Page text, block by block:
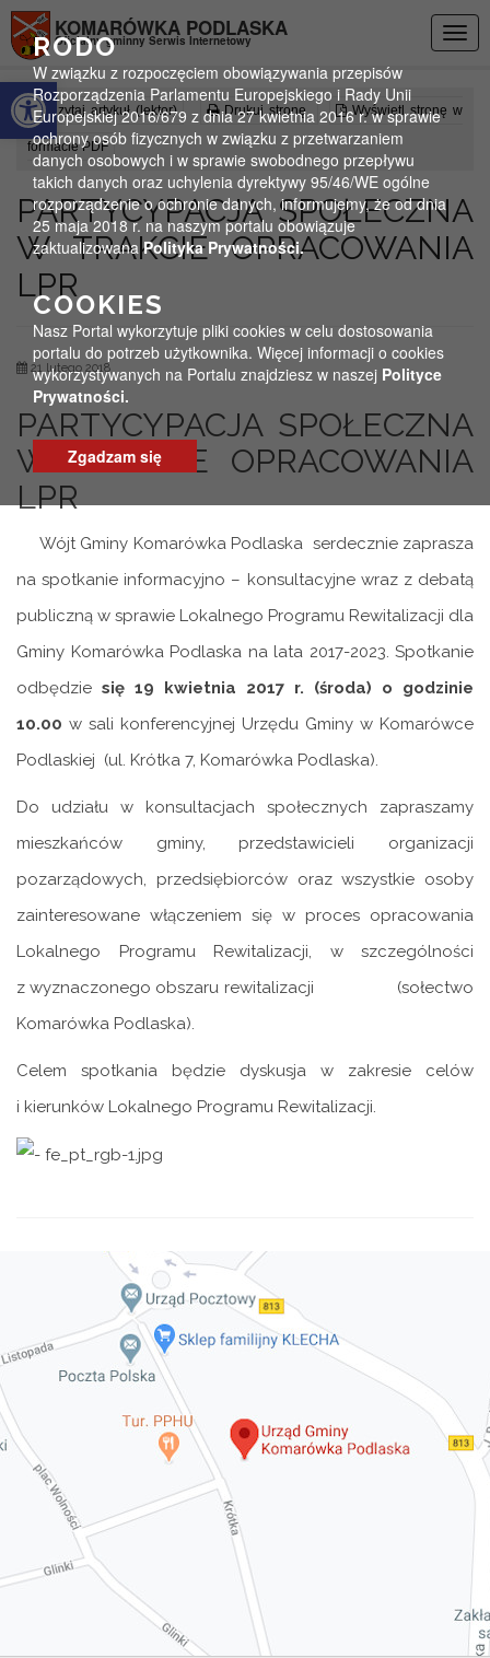
Otwórz pasek narzędzi
KOMARÓWKA PODLASKA
Oficjalny gminny Serwis Internetowy
Czytaj artykuł (lektor) Drukuj stronę Wyświetl stronę w
formacie PDF
PARTYCYPACJA SPOŁECZNA
W TRAKCIE OPRACOWANIA
LPR
21 lutego 2018
PARTYCYPACJA SPOŁECZNA
W TRAKCIE OPRACOWANIA
LPR
Wójt Gminy Komarówka Podlaska serdecznie zaprasza
na spotkanie informacyjno – konsultacyjne wraz z debatą
publiczną w sprawie Lokalnego Programu Rewitalizacji dla
Gminy Komarówka Podlaska na lata 2017-2023. Spotkanie
odbędzie się 19 kwietnia 2017 r. (środa) o godzinie
10.00 w sali konferencyjnej Urzędu Gminy w Komarówce
Podlaskiej (ul. Krótka 7, Komarówka Podlaska).
Do udziału w konsultacjach społecznych zapraszamy
mieszkańców gminy, przedstawicieli organizacji
pozarządowych, przedsiębiorców oraz wszystkie osoby
zainteresowane włączeniem się w proces opracowania
Lokalnego Programu Rewitalizacji, w szczególności
z wyznaczonego obszaru rewitalizacji (sołectwo
Komarówka Podlaska).
Celem spotkania będzie dyskusja w zakresie celów
i kierunków Lokalnego Programu Rewitalizacji.
RODO
W związku z rozpoczęciem obowiązywania przepisów
Rozporządzenia Parlamentu Europejskiego i Rady Unii
Europejskiej 2016/679 z dnia 27 kwietnia 2016 r. w sprawie
ochrony osób fizycznych w związku z przetwarzaniem
danych osobowych i w sprawie swobodnego przepływu
takich danych oraz uchylenia dyrektywy 95/46/WE ogólne
rozporządzenie o ochronie danych, informujemy, że od dnia
25 maja 2018 r. na naszym portalu obowiązuje
zaktualizowanaPolityka Prywatności.
COOKIES
Nasz Portal wykorzytuje pliki cookies w celu dostosowania
portalu do potrzeb użytkownika. Więcej informacji o cookies
wykorzystywanych na Portalu znajdziesz w naszej Polityce
Prywatności.
Zgadzam się